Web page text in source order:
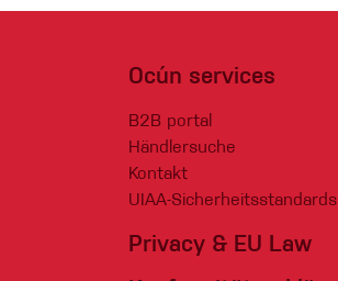
Ocún services
B2B portal
Händlersuche
Kontakt
UIAA-Sicherheitsstandards
Privacy & EU Law